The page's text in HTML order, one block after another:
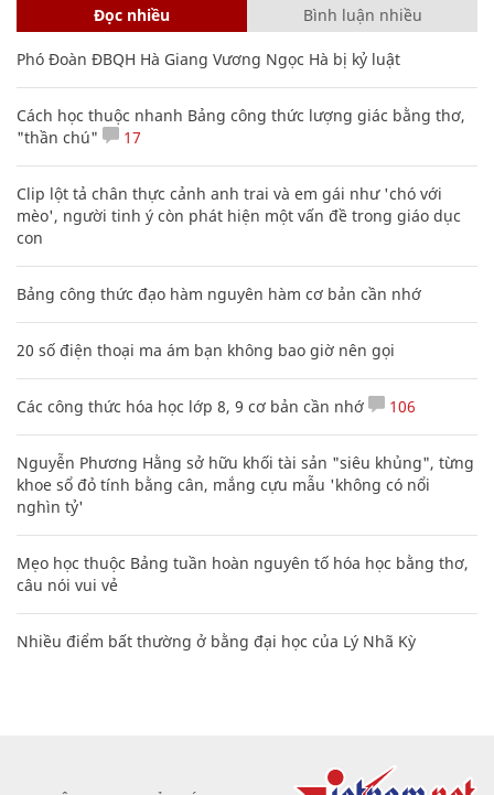
Đọc nhiều Bình luận nhiều
Phó Đoàn ĐBQH Hà Giang Vương Ngọc Hà bị kỷ luật
Cách học thuộc nhanh Bảng công thức lượng giác bằng thơ,
"thần chú"
17
Clip lột tả chân thực cảnh anh trai và em gái như 'chó với
mèo', người tinh ý còn phát hiện một vấn đề trong giáo dục
con
Bảng công thức đạo hàm nguyên hàm cơ bản cần nhớ
20 số điện thoại ma ám bạn không bao giờ nên gọi
Các công thức hóa học lớp 8, 9 cơ bản cần nhớ 106
Nguyễn Phương Hằng sở hữu khối tài sản "siêu khủng", từng
khoe sổ đỏ tính bằng cân, mắng cựu mẫu 'không có nổi
nghìn tỷ'
Mẹo học thuộc Bảng tuần hoàn nguyên tố hóa học bằng thơ,
câu nói vui vẻ
Nhiều điểm bất thường ở bằng đại học của Lý Nhã Kỳ